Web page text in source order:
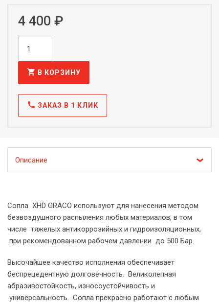
4 400 ₽
shopping_cart В КОРЗИНУ
call ЗАКАЗ В 1 КЛИК
Описание
Сопла XHD GRACO используют для нанесения методом
безвоздушного распыления любых материалов, в том
числе тяжелых антикоррозийных и гидроизоляционных,
при рекомендованном рабочем давлении до 500 Бар.
Высочайшее качество исполнения обеспечивает
беспрецедентную долговечность. Великолепная
абразивостойкость, износоустойчивость и
универсальность. Сопла прекрасно работают с любым